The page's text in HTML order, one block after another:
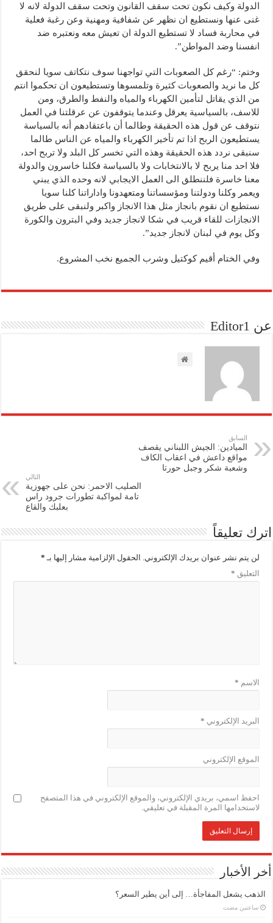
الدولة وكيف نكون تحت سقف القانون وتحت سقف الدولة لانه لا
غنى عنها ونستطيع ان نظهر عن شفافية ومهنية وعن رغبة فعلية
في محاربة فساد لا تستطيع الدولة ان تعيش معه ونعتبره ضد
انفسنا وضد المواطن”.
وختم: “رغم كل الصعوبات التي تواجهنا سوف نتكاتف سويا لنحقق
كل ما نريد والصعوبات كثيرة وتلمسوها وتستطيعون ان تحكموا انتم
من الذي يقاتل لتأمين الكهرباء والمياه والنفط والطرق، ومن
للاسف، بالسياسية يعرقل وعندما يتوقفون عن عرقلتنا في العمل
نتوقف عن قول هذه الحقيقة وطالما أن باعتقادهم أنه بالسياسة
يستطيعون الربح اذا تم تأخير الكهرباء والمياه عن الناس طالما
سنبقى نردد هذه الحقيقة وهذه التي تخسر كل البلد ولا تربح احد،
فلا احد منا يربح لا بالانتخابات ولا بالسياسة فكلنا خاسرون والدولة
معنا خاسرة فلننطلق الى العمل الايجابي لانه وحده الذي يبني
ويعمر وكلنا ودولتنا ومؤسساتنا ومتعهدونا واداراتنا كلنا سويا
نستطيع ان نقوم بانجاز مثل هذا الانجاز واكبر ولنبقى على طريق
الانجازات للقاء قريب في شكا لانجاز جديد وفي البترون والكورة
وكل يوم في لبنان لانجاز جديد”.
وفي الختام أقيم كوكتيل وشرب الجميع نخب المشروع.
عن Editor1
السابق
الميادين: الجيش اللبناني يقصف
مواقع داعش في اعقاب الكاف
وشعبة شكر وجبل حورتا
التالي
الصليب الاحمر: نحن على جهوزية
تامة لمواكبة تطورات جرود راس
بعلبك والقاع
اترك تعليقاً
لن يتم نشر عنوان بريدك الإلكتروني. الحقول الإلزامية مشار إليها بـ *
التعليق *
الاسم *
البريد الإلكتروني *
الموقع الإلكتروني
احفظ اسمي، بريدي الإلكتروني، والموقع الإلكتروني في هذا المتصفح
لاستخدامها المرة المقبلة في تعليقي.
أخر الأخبار
الذهب يشعل المفاجأة… إلى أين يطير السعر؟
‏ساعتين مضت